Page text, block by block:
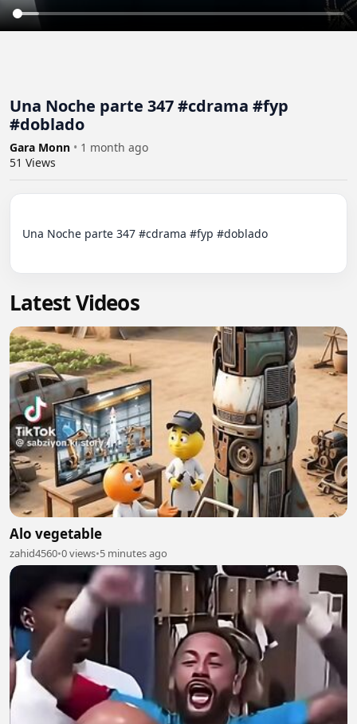
Una Noche parte 347 #cdrama #fyp
#doblado
Gara Monn • 1 month ago
51 Views
Una Noche parte 347 #cdrama #fyp #doblado
Latest Videos
Alo vegetable
zahid4560•0 views•5 minutes ago